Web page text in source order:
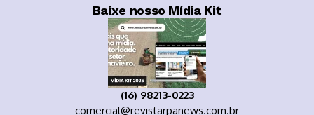
Baixe nosso Mídia Kit
(16) 98213-0223
comercial@revistarpanews.com.br